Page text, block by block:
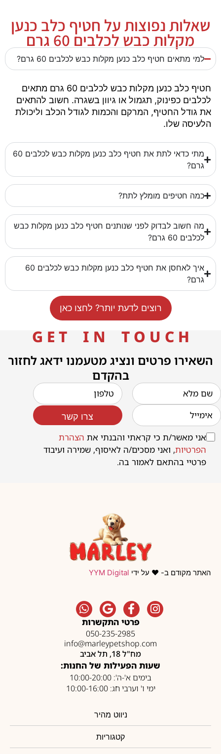
שאלות נפוצות על חטיף כלב כנען
מקלות כבש לכלבים 60 גרם
למי מתאים חטיף כלב כנען מקלות כבש לכלבים 60 גרם?
חטיף כלב כנען מקלות כבש לכלבים 60 גרם מתאים
לכלבים כפינוק, תגמול או גיוון בשגרה. חשוב להתאים
את גודל החטיף, המרקם והכמות לגודל הכלב וליכולת
הלעיסה שלו.
מתי כדאי לתת את חטיף כלב כנען מקלות כבש לכלבים 60
גרם?
כמה חטיפים מומלץ לתת?
מה חשוב לבדוק לפני שנותנים חטיף כלב כנען מקלות כבש
לכלבים 60 גרם?
איך לאחסן את חטיף כלב כנען מקלות כבש לכלבים 60
גרם?
רוצים לדעת יותר? לחצו כאן
G E T I N T O U C H
השאירו פרטים ונציג מטעמנו ידאג לחזור
בהקדם
אני מאשר/ת כי קראתי והבנתי את הצהרת
הפרטיות, ואני מסכים/ה לאיסוף, שמירה ועיבוד
פרטיי בהתאם לאמור בה.
צרו קשר
האתר מקודם ב- ❤️ על ידי YYM Digital
פרטי התקשרות
050-235-2985
info@marleypetshop.com
מח"ל 18, תל אביב
שעות הפעילות של החנות:
בימים א'-ה': 10:00-20:00
ימי ו' וערבי חג: 10:00-16:00
ניווט מהיר
קטגוריות